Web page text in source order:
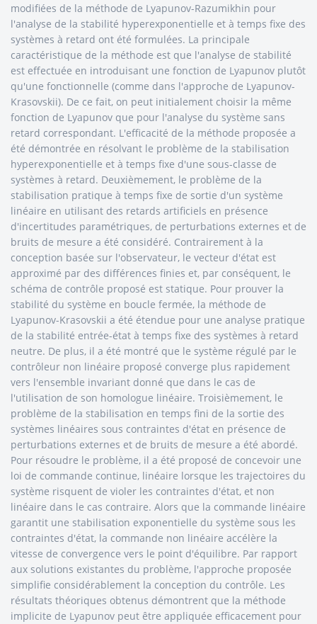
modifiées de la méthode de Lyapunov-Razumikhin pour
l'analyse de la stabilité hyperexponentielle et à temps fixe des
systèmes à retard ont été formulées. La principale
caractéristique de la méthode est que l'analyse de stabilité
est effectuée en introduisant une fonction de Lyapunov plutôt
qu'une fonctionnelle (comme dans l'approche de Lyapunov-
Krasovskii). De ce fait, on peut initialement choisir la même
fonction de Lyapunov que pour l'analyse du système sans
retard correspondant. L'efficacité de la méthode proposée a
été démontrée en résolvant le problème de la stabilisation
hyperexponentielle et à temps fixe d'une sous-classe de
systèmes à retard. Deuxièmement, le problème de la
stabilisation pratique à temps fixe de sortie d'un système
linéaire en utilisant des retards artificiels en présence
d'incertitudes paramétriques, de perturbations externes et de
bruits de mesure a été considéré. Contrairement à la
conception basée sur l'observateur, le vecteur d'état est
approximé par des différences finies et, par conséquent, le
schéma de contrôle proposé est statique. Pour prouver la
stabilité du système en boucle fermée, la méthode de
Lyapunov-Krasovskii a été étendue pour une analyse pratique
de la stabilité entrée-état à temps fixe des systèmes à retard
neutre. De plus, il a été montré que le système régulé par le
contrôleur non linéaire proposé converge plus rapidement
vers l'ensemble invariant donné que dans le cas de
l'utilisation de son homologue linéaire. Troisièmement, le
problème de la stabilisation en temps fini de la sortie des
systèmes linéaires sous contraintes d'état en présence de
perturbations externes et de bruits de mesure a été abordé.
Pour résoudre le problème, il a été proposé de concevoir une
loi de commande continue, linéaire lorsque les trajectoires du
système risquent de violer les contraintes d'état, et non
linéaire dans le cas contraire. Alors que la commande linéaire
garantit une stabilisation exponentielle du système sous les
contraintes d'état, la commande non linéaire accélère la
vitesse de convergence vers le point d'équilibre. Par rapport
aux solutions existantes du problème, l'approche proposée
simplifie considérablement la conception du contrôle. Les
résultats théoriques obtenus démontrent que la méthode
implicite de Lyapunov peut être appliquée efficacement pour